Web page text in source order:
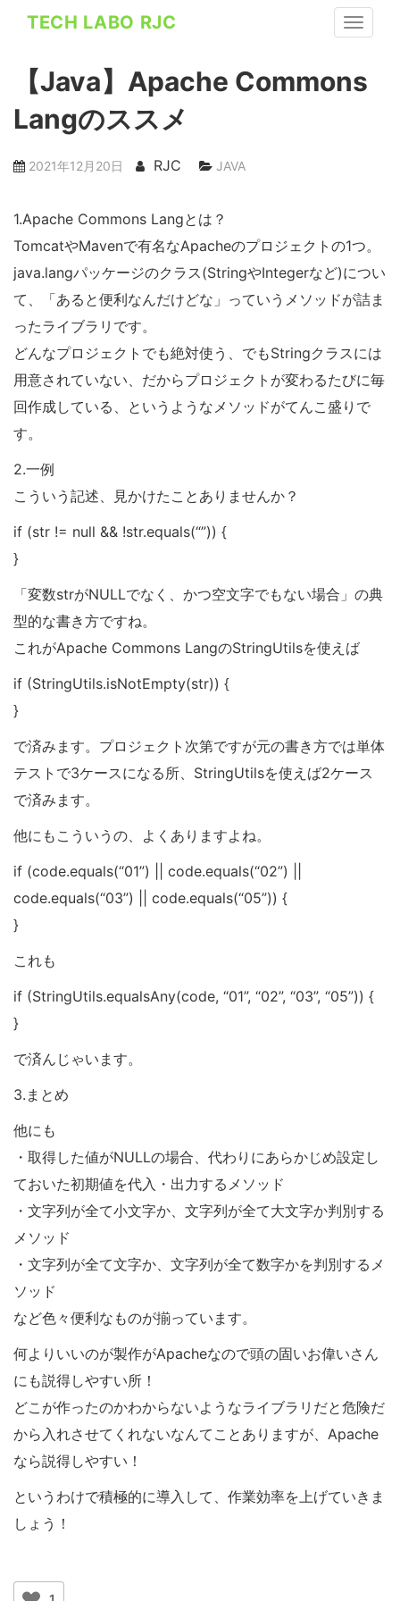
TECH LABO RJC
【Java】Apache Commons
Langのススメ
2021年12月20日 RJC JAVA
1.Apache Commons Langとは？
TomcatやMavenで有名なApacheのプロジェクトの1つ。
java.langパッケージのクラス(StringやIntegerなど)につい
て、「あると便利なんだけどな」っていうメソッドが詰ま
ったライブラリです。
どんなプロジェクトでも絶対使う、でもStringクラスには
用意されていない、だからプロジェクトが変わるたびに毎
回作成している、というようなメソッドがてんこ盛りで
す。
2.一例
こういう記述、見かけたことありませんか？
if (str != null && !str.equals(“”)) {
}
「変数strがNULLでなく、かつ空文字でもない場合」の典
型的な書き方ですね。
これがApache Commons LangのStringUtilsを使えば
if (StringUtils.isNotEmpty(str)) {
}
で済みます。プロジェクト次第ですが元の書き方では単体
テストで3ケースになる所、StringUtilsを使えば2ケース
で済みます。
他にもこういうの、よくありますよね。
if (code.equals(“01”) || code.equals(“02”) ||
code.equals(“03”) || code.equals(“05”)) {
}
これも
if (StringUtils.equalsAny(code, “01”, “02”, “03”, “05”)) {
}
で済んじゃいます。
3.まとめ
他にも
・取得した値がNULLの場合、代わりにあらかじめ設定し
ておいた初期値を代入・出力するメソッド
・文字列が全て小文字か、文字列が全て大文字か判別する
メソッド
・文字列が全て文字か、文字列が全て数字かを判別するメ
ソッド
など色々便利なものが揃っています。
何よりいいのが製作がApacheなので頭の固いお偉いさん
にも説得しやすい所！
どこが作ったのかわからないようなライブラリだと危険だ
から入れさせてくれないなんてことありますが、Apache
なら説得しやすい！
というわけで積極的に導入して、作業効率を上げていきま
しょう！